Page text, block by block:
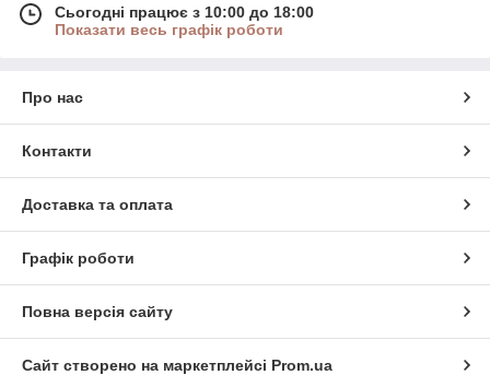
Сьогодні працює з 10:00 до 18:00
Показати весь графік роботи
Про нас
Контакти
Доставка та оплата
Графік роботи
Повна версія сайту
Сайт створено на маркетплейсі Prom.ua